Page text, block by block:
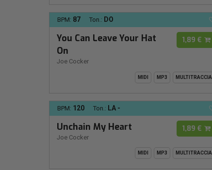
BPM: 87 Ton.: DO
You Can Leave Your Hat
On
Joe Cocker
1,89 €
MIDI MP3 MULTITRACCIA
BPM: 120 Ton.: LA -
Unchain My Heart
Joe Cocker
1,89 €
MIDI MP3 MULTITRACCIA